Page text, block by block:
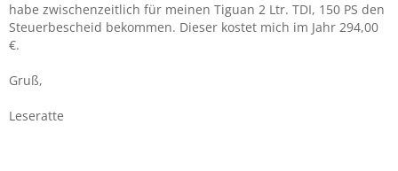
habe zwischenzeitlich für meinen Tiguan 2 Ltr. TDI, 150 PS den
Steuerbescheid bekommen. Dieser kostet mich im Jahr 294,00
€.
Gruß,
Leseratte